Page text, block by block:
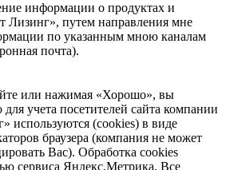
информации о продуктах и
путем направления мне
по указанным мною каналам
почта).
или нажимая «Хорошо», вы
для учета посетителей сайта компании
(cookies) в виде
браузера (компания не может
Вас). Обработка cookies
сервиса Яндекс.Метрика. Все